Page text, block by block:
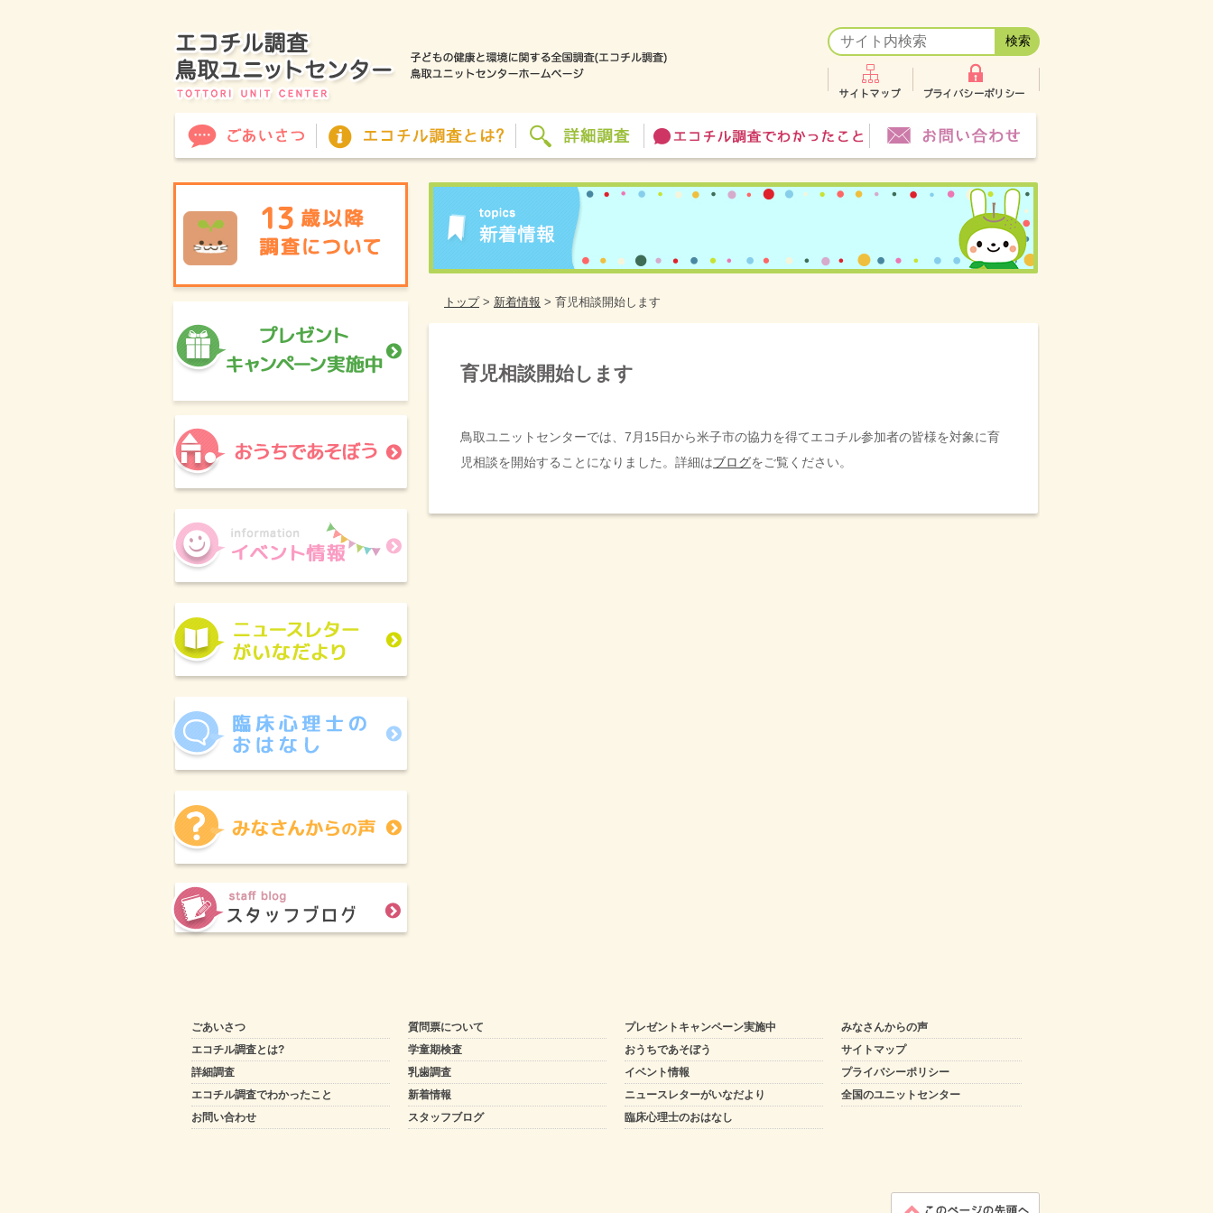
トップ> 新着情報 > 育児相談開始します
育児相談開始します
鳥取ユニットセンターでは、7月15日から米子市の協力を得てエコチル参加者の皆様を対象に育
児相談を開始することになりました。詳細はブログをご覧ください。
ごあいさつ
エコチル調査とは?
詳細調査
エコチル調査でわかったこと
お問い合わせ
質問票について
学童期検査
乳歯調査
新着情報
スタッフブログ
プレゼントキャンペーン実施中
おうちであそぼう
イベント情報
ニュースレターがいなだより
臨床心理士のおはなし
みなさんからの声
サイトマップ
プライバシーポリシー
全国のユニットセンター